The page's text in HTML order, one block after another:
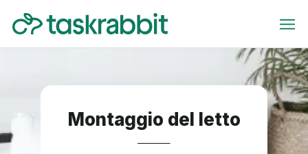
Montaggio del letto